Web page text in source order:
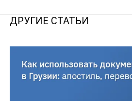
ДРУГИЕ СТАТЬИ